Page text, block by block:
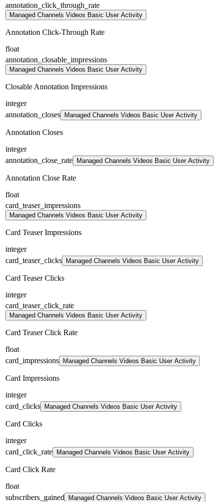
annotation_click_through_rate
Managed Channels Videos Basic User Activity
Annotation Click-Through Rate
float
annotation_closable_impressions
Managed Channels Videos Basic User Activity
Closable Annotation Impressions
integer
annotation_closes
Managed Channels Videos Basic User Activity
Annotation Closes
integer
annotation_close_rate
Managed Channels Videos Basic User Activity
Annotation Close Rate
float
card_teaser_impressions
Managed Channels Videos Basic User Activity
Card Teaser Impressions
integer
card_teaser_clicks
Managed Channels Videos Basic User Activity
Card Teaser Clicks
integer
card_teaser_click_rate
Managed Channels Videos Basic User Activity
Card Teaser Click Rate
float
card_impressions
Managed Channels Videos Basic User Activity
Card Impressions
integer
card_clicks
Managed Channels Videos Basic User Activity
Card Clicks
integer
card_click_rate
Managed Channels Videos Basic User Activity
Card Click Rate
float
subscribers_gained
Managed Channels Videos Basic User Activity